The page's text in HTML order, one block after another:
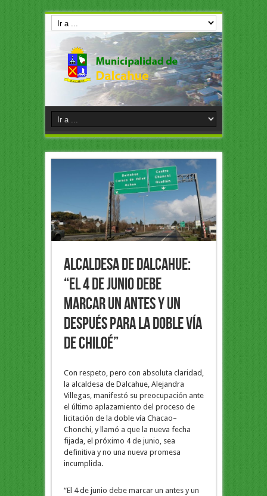
Alcaldesa de Dalcahue:
“El 4 de junio debe
marcar un antes y un
después para la doble vía
de Chiloé”
Con respeto, pero con absoluta claridad,
la alcaldesa de Dalcahue, Alejandra
Villegas, manifestó su preocupación ante
el último aplazamiento del proceso de
licitación de la doble vía Chacao–
Chonchi, y llamó a que la nueva fecha
fijada, el próximo 4 de junio, sea
definitiva y no una nueva promesa
incumplida.
“El 4 de junio debe marcar un antes y un